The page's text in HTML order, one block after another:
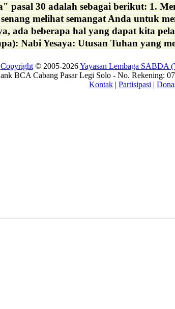
pasal 30 adalah sebagai berikut: 1.
melihat semangat Anda untuk
ada beberapa hal yang dapat kita
Nabi Yesaya: Utusan Tuhan yang
Copyright© 2005-2026Yayasan Lembaga SABDA
BCA Cabang Pasar Legi Solo - No. Rekening:
Kontak | Partisipasi |